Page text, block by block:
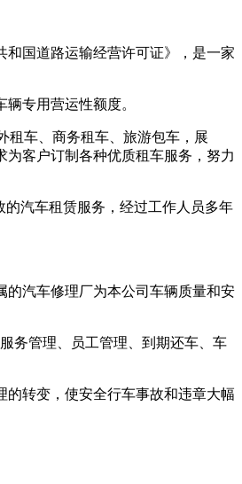
和国道路运输经营许可证》，是一家
专用营运性额度。
租车、商务租车、旅游包车，展
客户订制各种优质租车服务，努力
汽车租赁服务，经过工作人员多年
的汽车修理厂为本公司车辆质量和安
务管理、员工管理、到期还车、车
转变，使安全行车事故和违章大幅